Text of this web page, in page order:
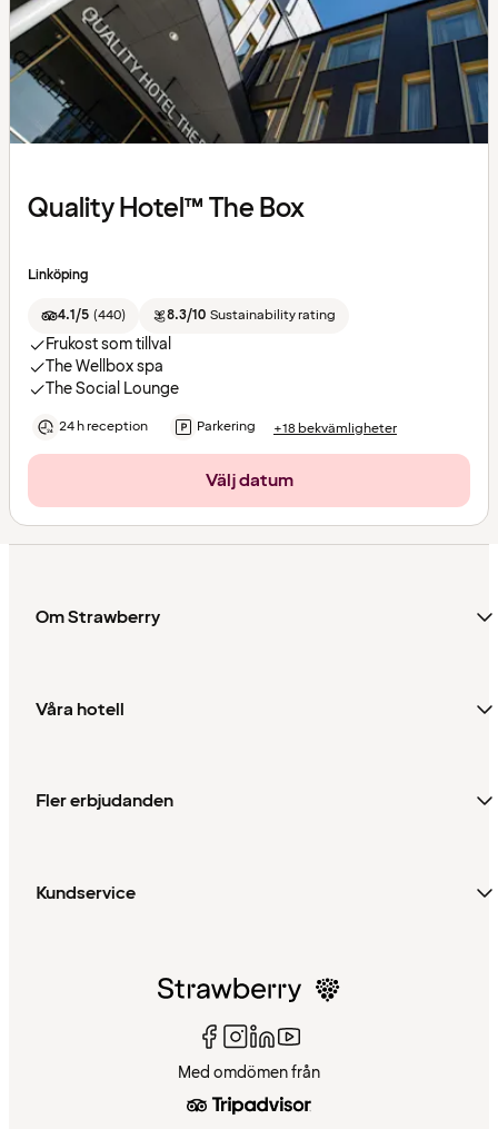
Quality Hotel™ The Box
Linköping
4.1/5 (440) 8.3/10 Sustainability rating
Frukost som tillval
The Wellbox spa
The Social Lounge
24 h reception Parkering +18 bekvämligheter
Välj datum
Om Strawberry
Våra hotell
Fler erbjudanden
Kundservice
Med omdömen från